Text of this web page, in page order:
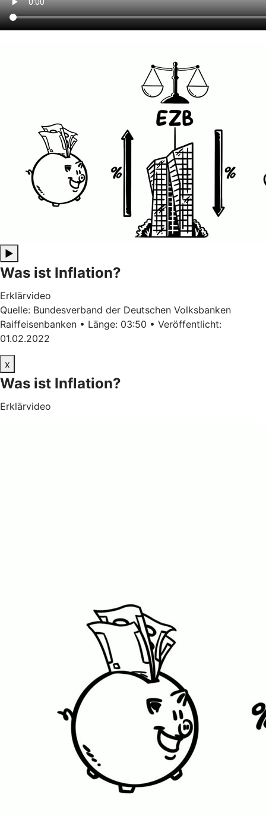
▶
Was ist Inflation?
Erklärvideo
Quelle: Bundesverband der Deutschen Volksbanken
Raiffeisenbanken • Länge: 03:50 • Veröffentlicht:
01.02.2022
x
Was ist Inflation?
Erklärvideo